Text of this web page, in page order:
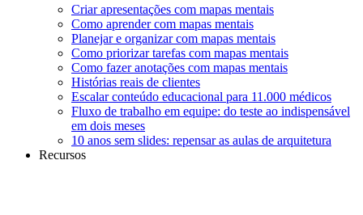
Criar apresentações com mapas mentais
Como aprender com mapas mentais
Planejar e organizar com mapas mentais
Como priorizar tarefas com mapas mentais
Como fazer anotações com mapas mentais
Histórias reais de clientes
Escalar conteúdo educacional para 11.000 médicos
Fluxo de trabalho em equipe: do teste ao indispensável
em dois meses
10 anos sem slides: repensar as aulas de arquitetura
Recursos